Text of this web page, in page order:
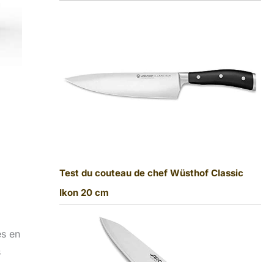
en
Test du couteau de chef Wüsthof Classic
Ikon 20 cm